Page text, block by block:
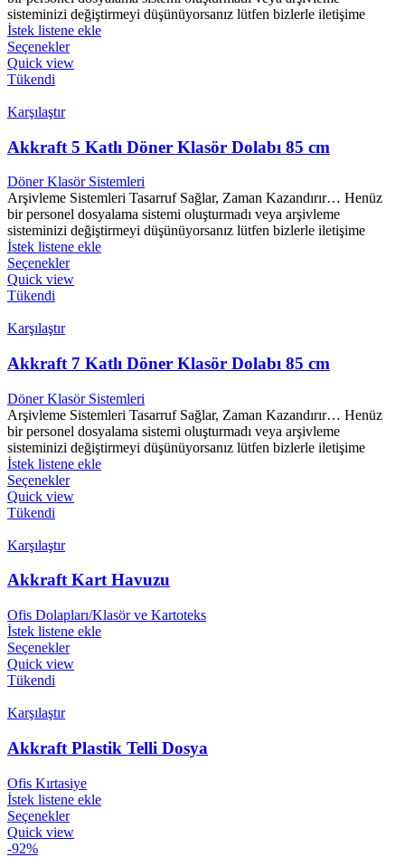
sisteminizi değiştirmeyi düşünüyorsanız lütfen bizlerle iletişime
İstek listene ekle
Seçenekler
Quick view
Tükendi
Karşılaştır
Akkraft 5 Katlı Döner Klasör Dolabı 85 cm
Döner Klasör Sistemleri
Arşivleme Sistemleri Tasarruf Sağlar, Zaman Kazandırır… Henüz
bir personel dosyalama sistemi oluşturmadı veya arşivleme
sisteminizi değiştirmeyi düşünüyorsanız lütfen bizlerle iletişime
İstek listene ekle
Seçenekler
Quick view
Tükendi
Karşılaştır
Akkraft 7 Katlı Döner Klasör Dolabı 85 cm
Döner Klasör Sistemleri
Arşivleme Sistemleri Tasarruf Sağlar, Zaman Kazandırır… Henüz
bir personel dosyalama sistemi oluşturmadı veya arşivleme
sisteminizi değiştirmeyi düşünüyorsanız lütfen bizlerle iletişime
İstek listene ekle
Seçenekler
Quick view
Tükendi
Karşılaştır
Akkraft Kart Havuzu
Ofis Dolapları/Klasör ve Kartoteks
İstek listene ekle
Seçenekler
Quick view
Tükendi
Karşılaştır
Akkraft Plastik Telli Dosya
Ofis Kırtasiye
İstek listene ekle
Seçenekler
Quick view
-92%